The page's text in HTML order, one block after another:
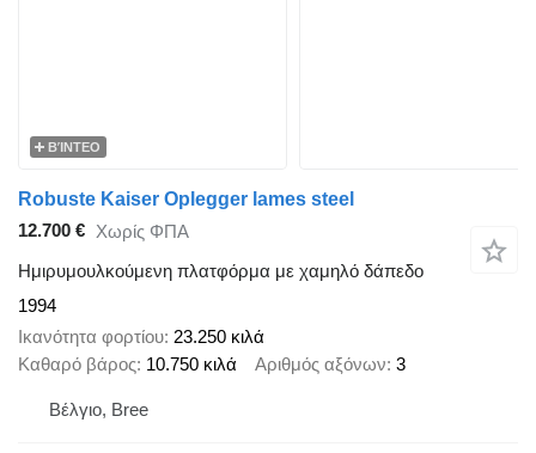
ΒΊΝΤΕΟ
Robuste Kaiser Oplegger lames steel
12.700 € Χωρίς ΦΠΑ
Ημιρυμουλκούμενη πλατφόρμα με χαμηλό δάπεδο
1994
Ικανότητα φορτίου 23.250 κιλά
Καθαρό βάρος 10.750 κιλά Αριθμός αξόνων 3
Βέλγιο, Bree